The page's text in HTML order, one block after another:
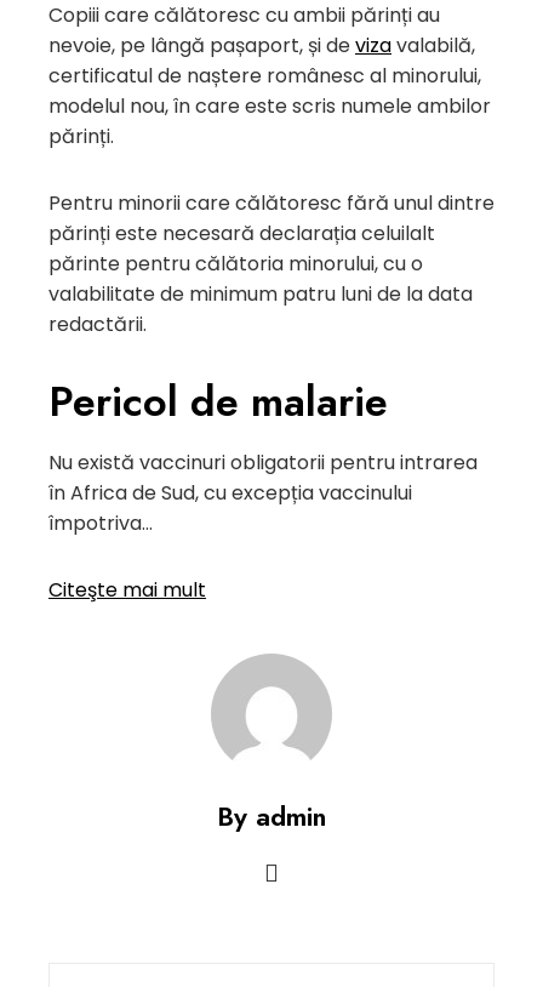
Copiii care călătoresc cu ambii părinți au
nevoie, pe lângă pașaport, și devizavalabilă,
certificatul de naștere românesc al minorului,
modelul nou, în care este scris numele ambilor
părinți.
Pentru minorii care călătoresc fără unul dintre
părinți este necesară declarația celuilalt
părinte pentru călătoria minorului, cu o
valabilitate de minimum patru luni de la data
redactării.
Pericol de malarie
Nu există vaccinuri obligatorii pentru intrarea
în Africa de Sud, cu excepția vaccinului
împotriva…
Citeşte mai mult
By admin